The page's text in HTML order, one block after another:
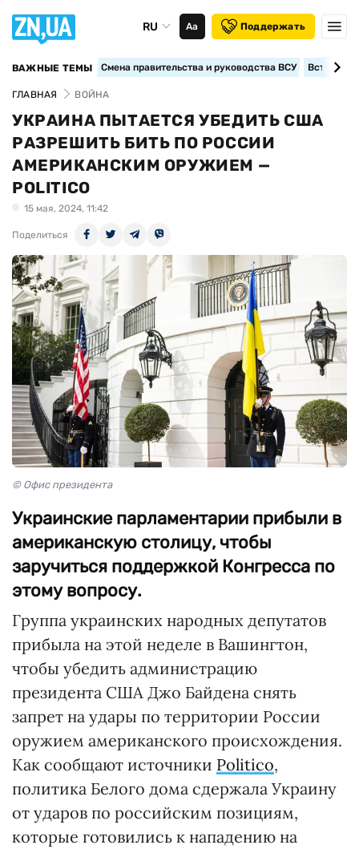
RU Аа Поддержать
ВАЖНЫЕ ТЕМЫ Смена правительства и руководства ВСУ
ГЛАВНАЯ ВОЙНА
УКРАИНА ПЫТАЕТСЯ УБЕДИТЬ США
РАЗРЕШИТЬ БИТЬ ПО РОССИИ
АМЕРИКАНСКИМ ОРУЖИЕМ —
POLITICO
15 мая, 2024, 11:42
Поделиться
© Офис президента
Украинские парламентарии прибыли в
американскую столицу, чтобы
заручиться поддержкой Конгресса по
этому вопросу.
Группа украинских народных депутатов
прибыла на этой неделе в Вашингтон,
чтобы убедить администрацию
президента США Джо Байдена снять
запрет на удары по территории России
оружием американского происхождения.
Как сообщают источники Politico,
политика Белого дома сдержала Украину
от ударов по российским позициям,
которые готовились к нападению на